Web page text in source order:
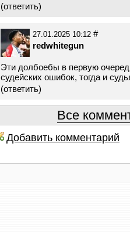
(ответить)
27.01.2025 10:12 #
redwhitegun
Эти долбоебы в первую
судейских ошибок, тогда и
(ответить)
Все
Добавить комментарий